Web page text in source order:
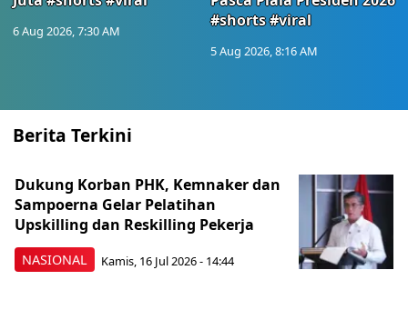
6 Aug 2026, 7:30 AM
#shorts #viral
5 Aug 2026, 8:16 AM
Berita Terkini
NASIONAL
Dukung Korban PHK, Kemnaker dan
Sampoerna Gelar Pelatihan
Upskilling dan Reskilling Pekerja
Kamis, 16 Jul 2026 - 14:44